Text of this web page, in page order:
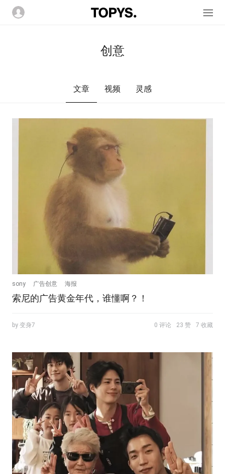
创意
文章 视频 灵感
sony 广告创意 海报
索尼的广告黄金年代，谁懂啊？！
by 变身7 0 评论 23 赞 7 收藏